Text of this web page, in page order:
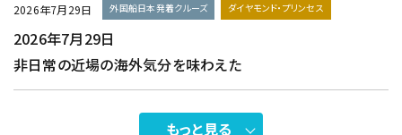
2026年7月29日 外国船日本発着クルーズ ダイヤモンド・プリンセス
2026年7月29日
非日常の近場の海外気分を味わえた
もっと見る